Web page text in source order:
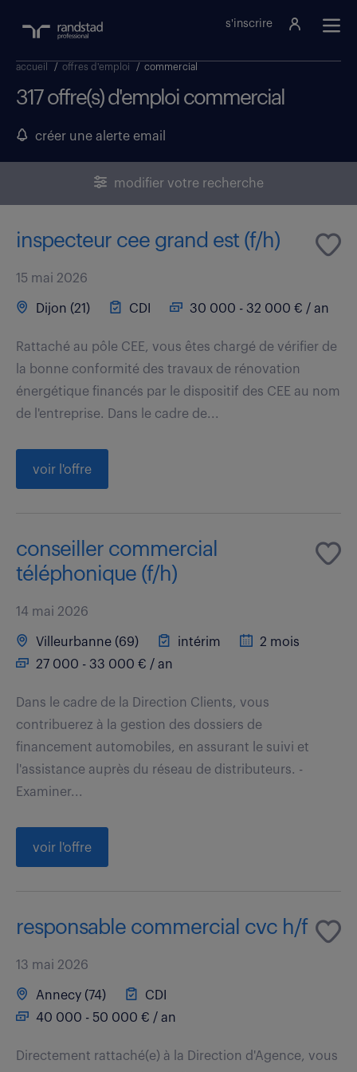
s'inscrire
accueil / offres d'emploi / commercial
317 offre(s) d'emploi commercial
créer une alerte email
modifier votre recherche
inspecteur cee grand est (f/h)
15 mai 2026
Dijon (21) CDI 30 000 - 32 000 € / an
Rattaché au pôle CEE, vous êtes chargé de vérifier de
la bonne conformité des travaux de rénovation
énergétique financés par le dispositif des CEE au nom
de l'entreprise. Dans le cadre de...
voir l'offre
conseiller commercial
téléphonique (f/h)
14 mai 2026
Villeurbanne (69) intérim
2 mois
27 000 - 33 000 € / an
Dans le cadre de la Direction Clients, vous
contribuerez à la gestion des dossiers de
financement automobiles, en assurant le suivi et
l'assistance auprès du réseau de distributeurs. -
Examiner...
voir l'offre
responsable commercial cvc h/f
13 mai 2026
Annecy (74)
CDI
40 000 - 50 000 € / an
Directement rattaché(e) à la Direction d'Agence, vous